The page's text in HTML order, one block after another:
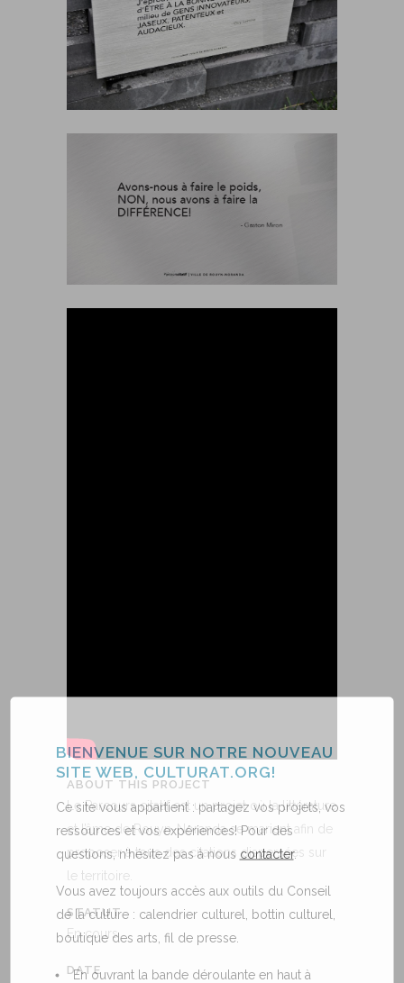
ABOUT THIS PROJECT
Le Parcours citatif est un projet où la littérature
et l’âme de Rouyn-Noranda se marient afin de
proposer à tous des citations dispersées sur
le territoire.
STATUT
En cours
DATE
BIENVENUE SUR NOTRE NOUVEAU
SITE WEB, CULTURAT.ORG!
Ce site vous appartient : partagez vos projets, vos
ressources et vos expériences! Pour des
questions, n’hésitez pas à nous contacter.
Vous avez toujours accès aux outils du Conseil
de la culture : calendrier culturel, bottin culturel,
boutique des arts, fil de presse.
En ouvrant la bande déroulante en haut à